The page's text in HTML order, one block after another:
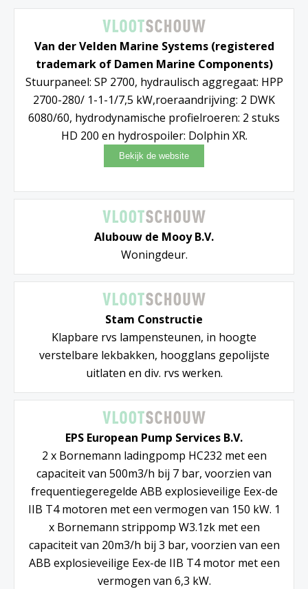
Van der Velden Marine Systems (registered
trademark of Damen Marine Components)
Stuurpaneel: SP 2700, hydraulisch aggregaat: HPP
2700-280/ 1-1-1/7,5 kW,roeraandrijving: 2 DWK
6080/60, hydrodynamische profielroeren: 2 stuks
HD 200 en hydrospoiler: Dolphin XR.
Alubouw de Mooy B.V.
Woningdeur.
Stam Constructie
Klapbare rvs lampensteunen, in hoogte
verstelbare lekbakken, hoogglans gepolijste
uitlaten en div. rvs werken.
EPS European Pump Services B.V.
2 x Bornemann ladingpomp HC232 met een
capaciteit van 500m3/h bij 7 bar, voorzien van
frequentiegeregelde ABB explosieveilige Eex-de
IIB T4 motoren met een vermogen van 150 kW. 1
x Bornemann strippomp W3.1zk met een
capaciteit van 20m3/h bij 3 bar, voorzien van een
ABB explosieveilige Eex-de IIB T4 motor met een
vermogen van 6,3 kW.